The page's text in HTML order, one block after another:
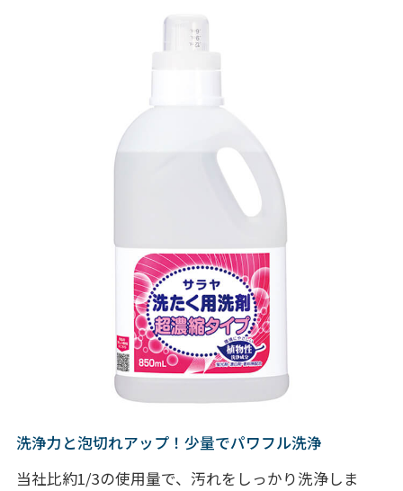
洗浄力と泡切れアップ！少量でパワフル洗浄
当社比約1/3の使用量で、汚れをしっかり洗浄しま